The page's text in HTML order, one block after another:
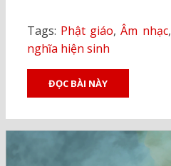
Tags: Phật giáo,Âm nhạc,
nghĩa hiện sinh
ĐỌC BÀI NÀY